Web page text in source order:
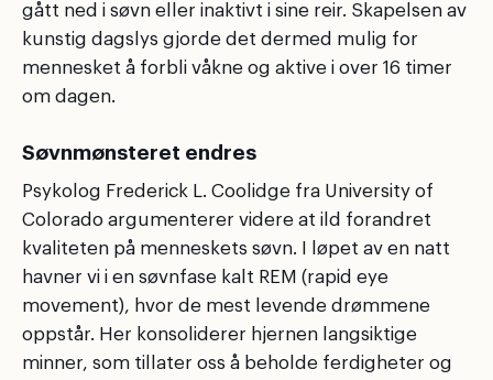
gått ned i søvn eller inaktivt i sine reir. Skapelsen av
kunstig dagslys gjorde det dermed mulig for
mennesket å forbli våkne og aktive i over 16 timer
om dagen.
Søvnmønsteret endres
Psykolog Frederick L. Coolidge fra University of
Colorado argumenterer videre at ild forandret
kvaliteten på menneskets søvn. I løpet av en natt
havner vi i en søvnfase kalt REM (rapid eye
movement), hvor de mest levende drømmene
oppstår. Her konsoliderer hjernen langsiktige
minner, som tillater oss å beholde ferdigheter og